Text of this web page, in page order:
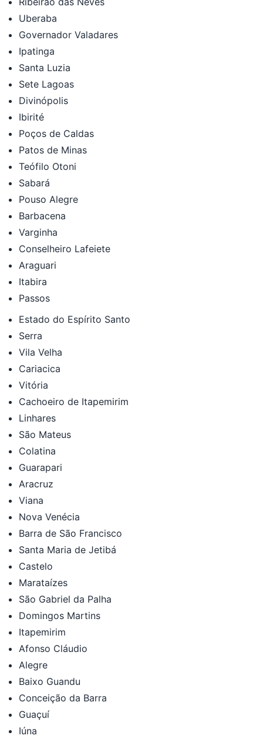
Uberaba
Governador Valadares
Ipatinga
Santa Luzia
Sete Lagoas
Divinópolis
Ibirité
Poços de Caldas
Patos de Minas
Teófilo Otoni
Sabará
Pouso Alegre
Barbacena
Varginha
Conselheiro Lafeiete
Araguari
Itabira
Passos
Estado do Espírito Santo
Serra
Vila Velha
Cariacica
Vitória
Cachoeiro de Itapemirim
Linhares
São Mateus
Colatina
Guarapari
Aracruz
Viana
Nova Venécia
Barra de São Francisco
Santa Maria de Jetibá
Castelo
Marataízes
São Gabriel da Palha
Domingos Martins
Itapemirim
Afonso Cláudio
Alegre
Baixo Guandu
Conceição da Barra
Guaçuí
Iúna